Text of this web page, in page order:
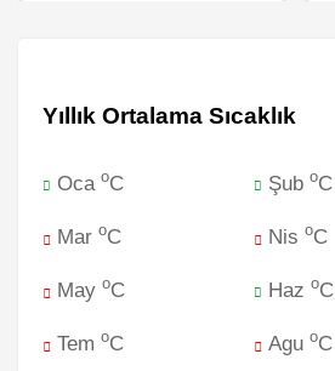
Yıllık Ortalama Sıcaklık
Oca oC ŞuboC
Mar oC NisoC
May oC HazoC
Tem oC AguoC